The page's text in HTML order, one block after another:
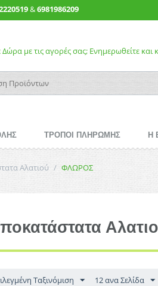
&6981986209
Δώρα με τις αγορές σας; Ενημερωθείτε και
ΤΡΟΠΟΙ ΠΛΗΡΩΜΗΣ Η
Αλατιού / ΦΛΩΡΟΣ
Ταξινόμιση 12 ανα Σελίδα